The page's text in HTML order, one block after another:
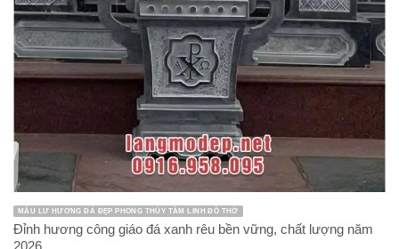
MẪU LƯ HƯƠNG ĐÁ ĐẸP PHONG THỦY TÂM LINH ĐỒ THỜ
Đỉnh hương công giáo đá xanh rêu bền vững, chất lượng năm
2026